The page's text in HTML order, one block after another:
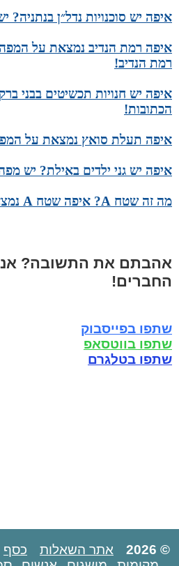
איפה יש סוכנויות נדל״ן בנתניה?
איפה רמת הנדיב נמצאת על
רמת הנדיב!
איפה יש חנויות תכשיטים בבני
הכתובות!
איפה תעלת סואץ נמצאת על
איפה יש גני ילדים באילת? יש
מה זה שטח A? איפה שטח A נמצא על המפה?
אהבתם את התשובה?
החברים!
שתפו בפייסבוק
שתפו בווטסאפ
שתפו בטלגרם
© 2026 אתר השאלות כסף